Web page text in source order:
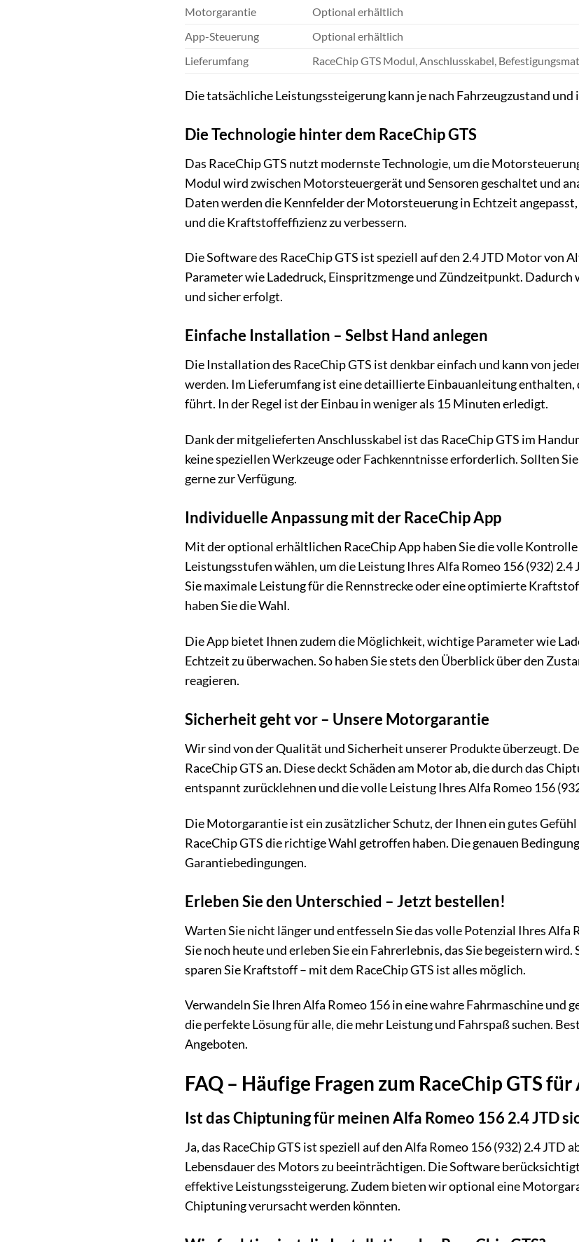
Motorgarantie
Optional erhältlich
App-Steuerung
Optional erhältlich
Lieferumfang
RaceChip GTS Modul, Anschlusskabel,
Die tatsächliche Leistungssteigerung kann je nach Fahrzeugzustand
Die Technologie hinter dem RaceChip GTS
Das RaceChip GTS nutzt modernste Technologie, um die
Modul wird zwischen Motorsteuergerät und Sensoren geschaltet und
Daten werden die Kennfelder der Motorsteuerung in Echtzeit
und die Kraftstoffeffizienz zu verbessern.
Die Software des RaceChip GTS ist speziell auf den 2.4 JTD Motor von
Parameter wie Ladedruck, Einspritzmenge und Zündzeitpunkt.
und sicher erfolgt.
Einfache Installation – Selbst Hand anlegen
Die Installation des RaceChip GTS ist denkbar einfach und kann von
werden. Im Lieferumfang ist eine detaillierte Einbauanleitung
führt. In der Regel ist der Einbau in weniger als 15 Minuten erledigt.
Dank der mitgelieferten Anschlusskabel ist das RaceChip GTS im
keine speziellen Werkzeuge oder Fachkenntnisse erforderlich. Sollten
gerne zur Verfügung.
Individuelle Anpassung mit der RaceChip App
Mit der optional erhältlichen RaceChip App haben Sie die volle
Leistungsstufen wählen, um die Leistung Ihres Alfa Romeo 156 (932)
Sie maximale Leistung für die Rennstrecke oder eine optimierte
haben Sie die Wahl.
Die App bietet Ihnen zudem die Möglichkeit, wichtige Parameter wie
Echtzeit zu überwachen. So haben Sie stets den Überblick über den
reagieren.
Sicherheit geht vor – Unsere Motorgarantie
Wir sind von der Qualität und Sicherheit unserer Produkte überzeugt.
RaceChip GTS an. Diese deckt Schäden am Motor ab, die durch das
entspannt zurücklehnen und die volle Leistung Ihres Alfa Romeo 156
Die Motorgarantie ist ein zusätzlicher Schutz, der Ihnen ein gutes
RaceChip GTS die richtige Wahl getroffen haben. Die genauen
Garantiebedingungen.
Erleben Sie den Unterschied – Jetzt bestellen!
Warten Sie nicht länger und entfesseln Sie das volle Potenzial Ihres Alfa
Sie noch heute und erleben Sie ein Fahrerlebnis, das Sie begeistern
sparen Sie Kraftstoff – mit dem RaceChip GTS ist alles möglich.
Verwandeln Sie Ihren Alfa Romeo 156 in eine wahre Fahrmaschine und
die perfekte Lösung für alle, die mehr Leistung und Fahrspaß suchen.
Angeboten.
FAQ – Häufige Fragen zum RaceChip GTS
Ist das Chiptuning für meinen Alfa Romeo 156 2.4 JTD
Ja, das RaceChip GTS ist speziell auf den Alfa Romeo 156 (932) 2.4
Lebensdauer des Motors zu beeinträchtigen. Die Software
effektive Leistungssteigerung. Zudem bieten wir optional eine
Chiptuning verursacht werden könnten.